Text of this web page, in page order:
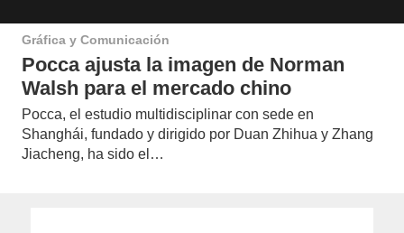
Gráfica y Comunicación
Pocca ajusta la imagen de Norman
Walsh para el mercado chino
Pocca, el estudio multidisciplinar con sede en
Shanghái, fundado y dirigido por Duan Zhihua y Zhang
Jiacheng, ha sido el…